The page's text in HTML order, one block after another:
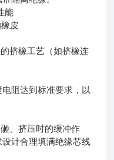
能
皮
挤橡工艺（如挤橡连
阻达到标准要求，以
、挤压时的缓冲作
计合理填满绝缘芯线